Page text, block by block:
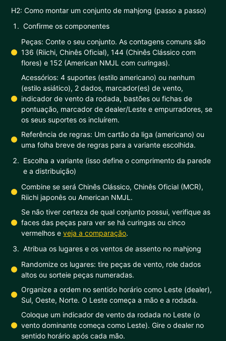
H2: Como montar um conjunto de mahjong (passo a passo)
Confirme os componentes
Peças: Conte o seu conjunto. As contagens comuns são
136 (Riichi, Chinês Oficial), 144 (Chinês Clássico com
flores) e 152 (American NMJL com curingas).
Acessórios: 4 suportes (estilo americano) ou nenhum
(estilo asiático), 2 dados, marcador(es) de vento,
indicador de vento da rodada, bastões ou fichas de
pontuação, marcador de dealer/Leste e empurradores, se
os seus suportes os incluírem.
Referência de regras: Um cartão da liga (americano) ou
uma folha breve de regras para a variante escolhida.
Escolha a variante (isso define o comprimento da parede
e a distribuição)
Combine se será Chinês Clássico, Chinês Oficial (MCR),
Riichi japonês ou American NMJL.
Se não tiver certeza de qual conjunto possui, verifique as
faces das peças para ver se há curingas ou cinco
vermelhos eveja a comparação.
Atribua os lugares e os ventos de assento no mahjong
Randomize os lugares: tire peças de vento, role dados
altos ou sorteie peças numeradas.
Organize a ordem no sentido horário como Leste (dealer),
Sul, Oeste, Norte. O Leste começa a mão e a rodada.
Coloque um indicador de vento da rodada no Leste (o
vento dominante começa como Leste). Gire o dealer no
sentido horário após cada mão.